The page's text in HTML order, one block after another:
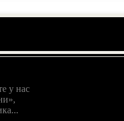
у нас